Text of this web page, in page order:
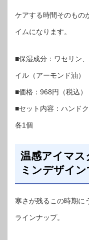
ケアする時間そのもの
イムになります。
■保湿成分：ワセリン
イル（アーモンド油）
■価格：968円（税込）
■セット内容：ハンド
各1個
温感アイマ
ミンデザイ
寒さが残るこの時期に
ラインナップ。